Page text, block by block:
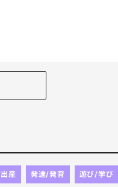
が勝つし、、笑
産 発達/発育 遊び/学び